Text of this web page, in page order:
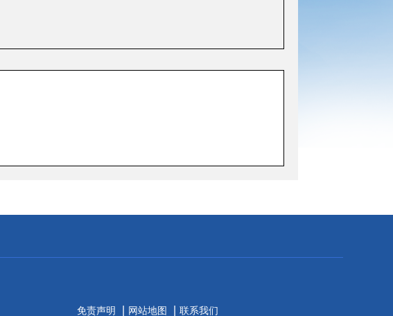
免责声明 网站地图 联系我们